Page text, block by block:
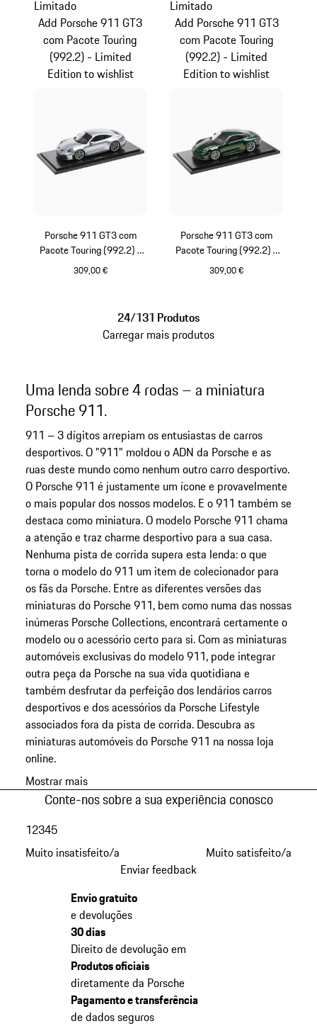
Porsche 911 GT3 com
Pacote Touring (992.2) -
Limited Edition
309,00 €
Limitado
Add Porsche 911 GT3
com Pacote Touring
(992.2) - Limited
Edition to wishlist
Porsche 911 GT3 com
Pacote Touring (992.2) -
Limited Edition
309,00 €
Limitado
Add Porsche 911 GT3
com Pacote Touring
(992.2) - Limited
Edition to wishlist
24/131 Produtos
Carregar mais produtos
Uma lenda sobre 4 rodas – a miniatura
Porsche 911.
911 – 3 dígitos arrepiam os entusiastas de carros
desportivos. O "911" moldou o ADN da Porsche e as
ruas deste mundo como nenhum outro carro desportivo.
O Porsche 911 é justamente um ícone e provavelmente
o mais popular dos nossos modelos. E o 911 também se
destaca como miniatura. O modelo Porsche 911 chama
a atenção e traz charme desportivo para a sua casa.
Nenhuma pista de corrida supera esta lenda: o que
torna o modelo do 911 um item de colecionador para
os fãs da Porsche. Entre as diferentes versões das
miniaturas do Porsche 911, bem como numa das nossas
inúmeras Porsche Collections, encontrará certamente o
modelo ou o acessório certo para si. Com as miniaturas
automóveis exclusivas do modelo 911, pode integrar
outra peça da Porsche na sua vida quotidiana e
também desfrutar da perfeição dos lendários carros
desportivos e dos acessórios da Porsche Lifestyle
associados fora da pista de corrida. Descubra as
miniaturas automóveis do Porsche 911 na nossa loja
online.
Mostrar mais
Conte-nos sobre a sua experiência conosco
Muito insatisfeito/a
12345
Muito satisfeito/a
Enviar feedback
Envio gratuito
e devoluções
30 dias
Direito de devolução em
Produtos oficiais
diretamente da Porsche
Pagamento e transferência
de dados seguros